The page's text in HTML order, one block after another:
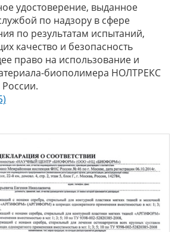
удостоверение, выданное
по надзору в сфере
по результатам испытаний,
качество и безопасность
право на использование и
биополимера НОЛТРЕКС